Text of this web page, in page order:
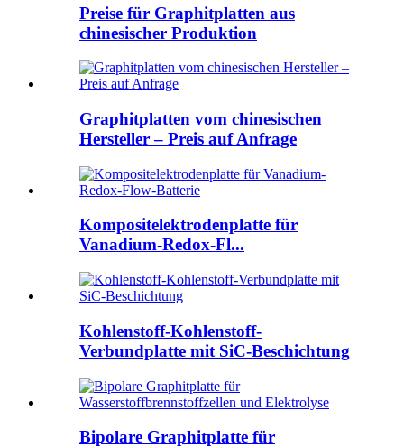
Preise für Graphitplatten aus
chinesischer Produktion
Graphitplatten vom chinesischen
Hersteller – Preis auf Anfrage
Kompositelektrodenplatte für
Vanadium-Redox-Fl...
Kohlenstoff-Kohlenstoff-
Verbundplatte mit SiC-Beschichtung
Bipolare Graphitplatte für